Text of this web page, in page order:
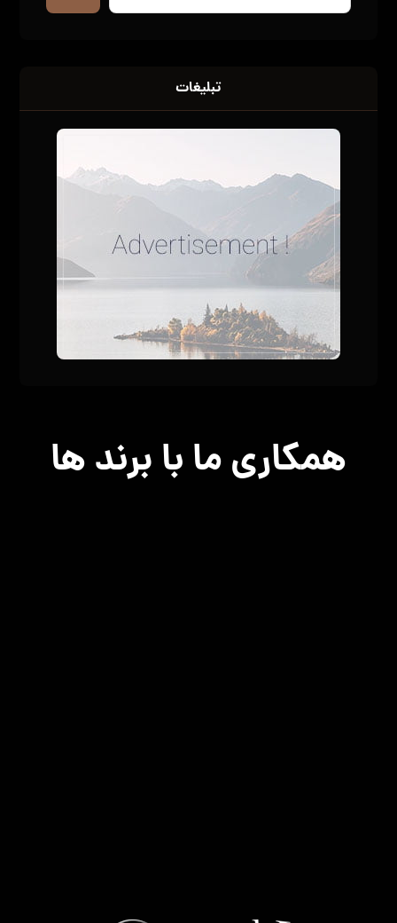
تبلیغات
همکاری ما با برند ها